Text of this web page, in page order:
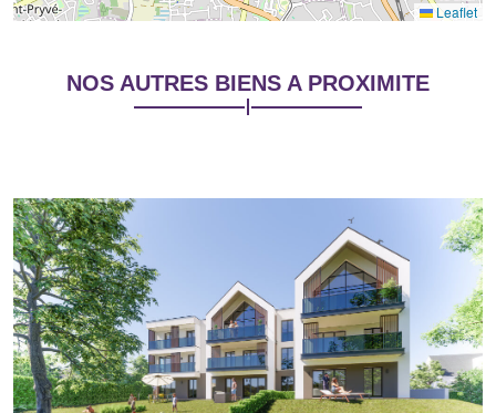
Leaflet
NOS AUTRES BIENS A PROXIMITE